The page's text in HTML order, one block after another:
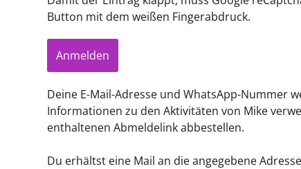
Button mit dem weißen Fingerabdruck.
Deine E-Mail-Adresse und WhatsApp-Nummer
Informationen zu den Aktivitäten von Mike
enthaltenen Abmeldelink abbestellen.
Du erhältst eine Mail an die angegebene